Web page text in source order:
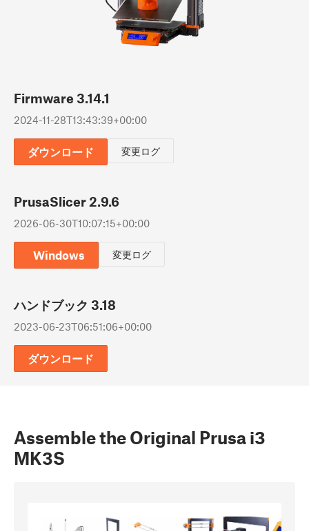
Firmware 3.14.1
2024-11-28T13:43:39+00:00
ダウンロード 変更ログ
PrusaSlicer 2.9.6
2026-06-30T10:07:15+00:00
Windows 変更ログ
ハンドブック 3.18
2023-06-23T06:51:06+00:00
ダウンロード
Assemble the Original Prusa i3
MK3S